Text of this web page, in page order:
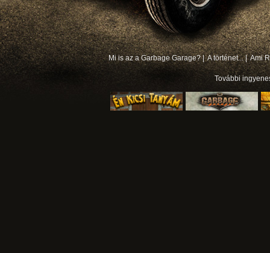
Mi is az a Garbage Garage? |A történet... |Ami
További